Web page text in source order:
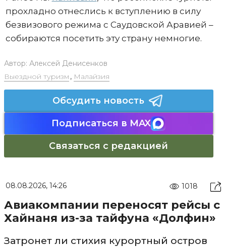
прохладно отнеслись к вступлению в силу
безвизового режима с Саудовской Аравией –
собираются посетить эту страну немногие.
Автор: Алексей Денисенков
Выездной туризм , Малайзия
Обсудить новость
Подписаться в MAX
Связаться с редакцией
08.08.2026, 14:26 1018
Авиакомпании переносят рейсы с
Хайнаня из-за тайфуна «Долфин»
Затронет ли стихия курортный остров